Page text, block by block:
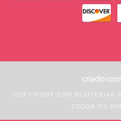
COPYRIGHT GRM
TODOS OS